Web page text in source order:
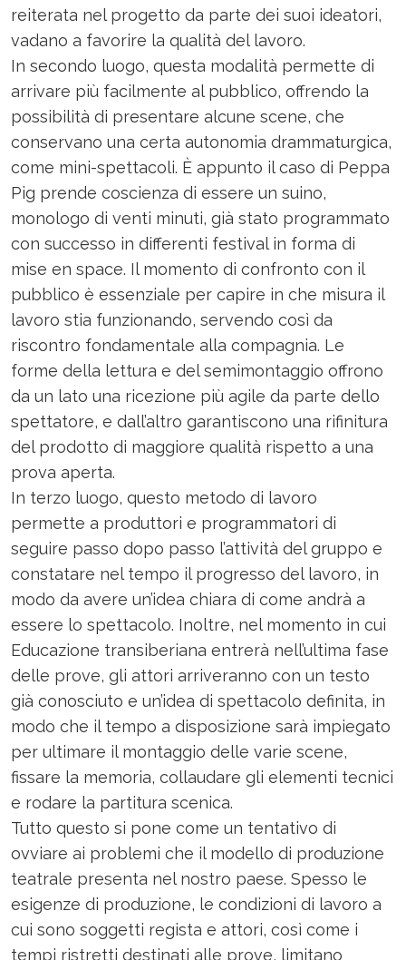
reiterata nel progetto da parte dei suoi ideatori,
vadano a favorire la qualità del lavoro.
In secondo luogo, questa modalità permette di
arrivare più facilmente al pubblico, offrendo la
possibilità di presentare alcune scene, che
conservano una certa autonomia drammaturgica,
come mini-spettacoli. È appunto il caso di Peppa
Pig prende coscienza di essere un suino,
monologo di venti minuti, già stato programmato
con successo in differenti festival in forma di
mise en space. Il momento di confronto con il
pubblico è essenziale per capire in che misura il
lavoro stia funzionando, servendo così da
riscontro fondamentale alla compagnia. Le
forme della lettura e del semimontaggio offrono
da un lato una ricezione più agile da parte dello
spettatore, e dall’altro garantiscono una rifinitura
del prodotto di maggiore qualità rispetto a una
prova aperta.
In terzo luogo, questo metodo di lavoro
permette a produttori e programmatori di
seguire passo dopo passo l’attività del gruppo e
constatare nel tempo il progresso del lavoro, in
modo da avere un’idea chiara di come andrà a
essere lo spettacolo. Inoltre, nel momento in cui
Educazione transiberiana entrerà nell’ultima fase
delle prove, gli attori arriveranno con un testo
già conosciuto e un’idea di spettacolo definita, in
modo che il tempo a disposizione sarà impiegato
per ultimare il montaggio delle varie scene,
fissare la memoria, collaudare gli elementi tecnici
e rodare la partitura scenica.
Tutto questo si pone come un tentativo di
ovviare ai problemi che il modello di produzione
teatrale presenta nel nostro paese. Spesso le
esigenze di produzione, le condizioni di lavoro a
cui sono soggetti regista e attori, così come i
tempi ristretti destinati alle prove, limitano